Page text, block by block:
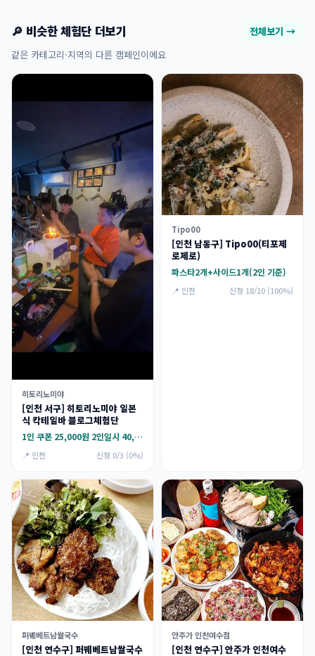
🔎 비슷한 체험단 더보기 전체보기 →
같은 카테고리·지역의 다른 캠페인이에요
히토리노미야
[인천 서구] 히토리노미야 일본
식 칵테일바 블로그체험단
1인 쿠폰 25,000원 2인일시 40,000원
📍 인천 신청 0/3 (0%)
Tipo00
[인천 남동구] Tipo00(티포제
로제로)
파스타2개+사이드1개(2인 기준)
📍 인천 신청 18/10 (100%)
퍼꿰베트남쌀국수
[인천 연수구] 퍼꿰베트남쌀국수
안주가 인천여수점
[인천 연수구] 안주가 인천여수